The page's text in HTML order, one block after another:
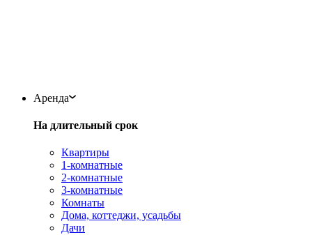
Аренда
На длительный срок
Квартиры
1-комнатные
2-комнатные
3-комнатные
Комнаты
Дома, коттеджи, усадьбы
Дачи